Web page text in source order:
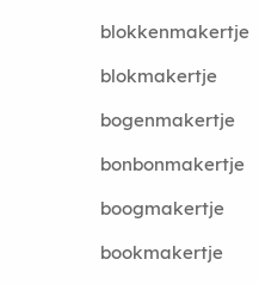
blokkenmakertje
blokmakertje
bogenmakertje
bonbonmakertje
boogmakertje
bookmakertje